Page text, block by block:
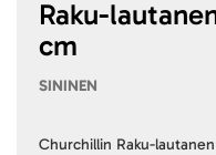
Raku-
cm
SININEN
Churchillin Raku-
images
gallery
beginning
images